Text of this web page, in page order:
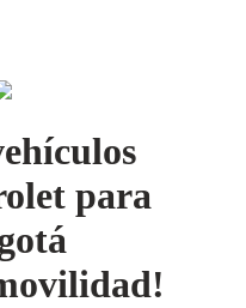
para